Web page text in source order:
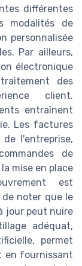
différentes
modalités de
personnalisée
Par ailleurs,
électronique
des
client.
entraînent
Les factures
l'entreprise,
de
mise en place
est
noter que le
jour peut nuire
adéquat,
permet
en fournissant